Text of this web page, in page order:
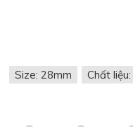
Size: 28mm Chất